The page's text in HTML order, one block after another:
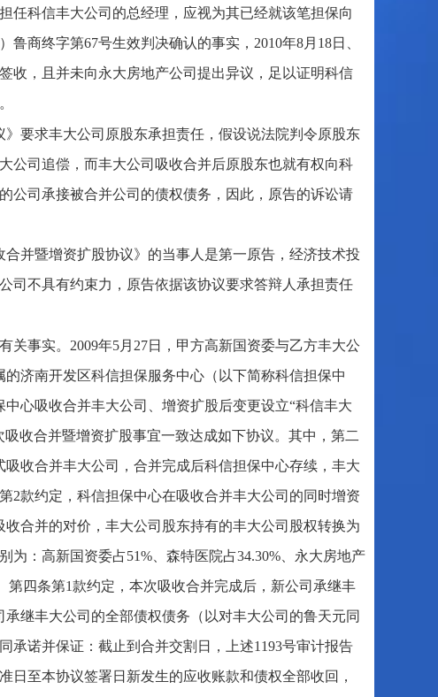
任科信丰大公司的总经理，应视为其已经就该笔担保向
商终字第67号生效判决确认的事实，2010年8月18日、
收，且并未向永大房地产公司提出异议，足以证明科信
要求丰大公司原股东承担责任，假设说法院判令原股东
公司追偿，而丰大公司吸收合并后原股东也就有权向科
公司承接被合并公司的债权债务，因此，原告的诉讼请
并暨增资扩股协议》的当事人是第一原告，经济技术投
司不具有约束力，原告依据该协议要求答辩人承担责任
关事实。2009年5月27日，甲方高新国资委与乙方丰大公
济南开发区科信担保服务中心（以下简称科信担保中
心吸收合并丰大公司、增资扩股后变更设立“科信丰大
收合并暨增资扩股事宜一致达成如下协议。其中，第二
收合并丰大公司，合并完成后科信担保中心存续，丰大
2款约定，科信担保中心在吸收合并丰大公司的同时增资
合并的对价，丰大公司股东持有的丰大公司股权转换为
：高新国资委占51%、森特医院占34.30%、永大房地产
第四条第1款约定，本次吸收合并完成后，新公司承继丰
继丰大公司的全部债权债务（以对丰大公司的鲁天元同
承诺并保证：截止到合并交割日，上述1193号审计报告
日至本协议签署日新发生的应收账款和债权全部收回，